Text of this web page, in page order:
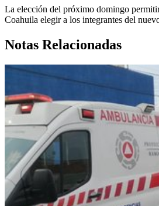
La elección del próximo domingo
Coahuila elegir a los integrantes del
Notas Relacionadas